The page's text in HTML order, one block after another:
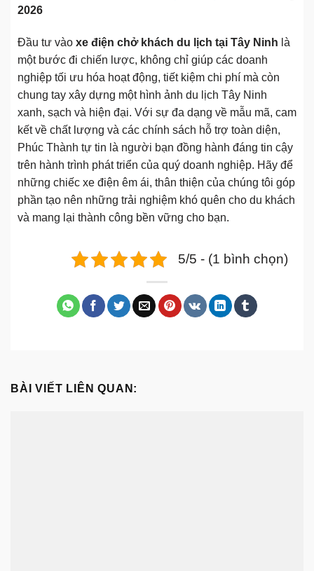
2026
Đầu tư vào xe điện chở khách du lịch tại Tây Ninh là
một bước đi chiến lược, không chỉ giúp các doanh
nghiệp tối ưu hóa hoạt động, tiết kiệm chi phí mà còn
chung tay xây dựng một hình ảnh du lịch Tây Ninh
xanh, sạch và hiện đại. Với sự đa dạng về mẫu mã, cam
kết về chất lượng và các chính sách hỗ trợ toàn diện,
Phúc Thành tự tin là người bạn đồng hành đáng tin cậy
trên hành trình phát triển của quý doanh nghiệp. Hãy để
những chiếc xe điện êm ái, thân thiện của chúng tôi góp
phần tạo nên những trải nghiệm khó quên cho du khách
và mang lại thành công bền vững cho bạn.
5/5 - (1 bình chọn)
BÀI VIẾT LIÊN QUAN: